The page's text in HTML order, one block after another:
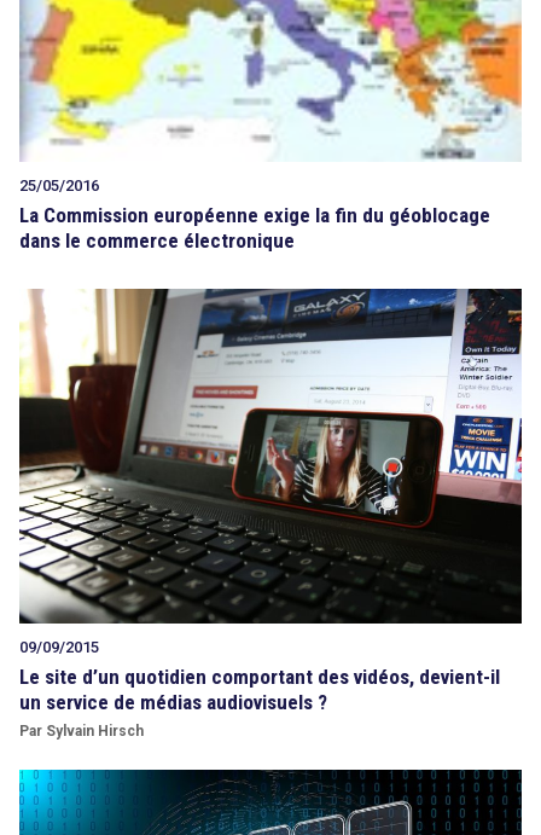
25/05/2016
La Commission européenne exige la fin du géoblocage
dans le commerce électronique
09/09/2015
Le site d’un quotidien comportant des vidéos, devient-il
un service de médias audiovisuels ?
Par Sylvain Hirsch